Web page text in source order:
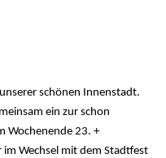
schönen Innenstadt.
ein zur schon
Wochenende 23. +
Wechsel mit dem Stadtfest